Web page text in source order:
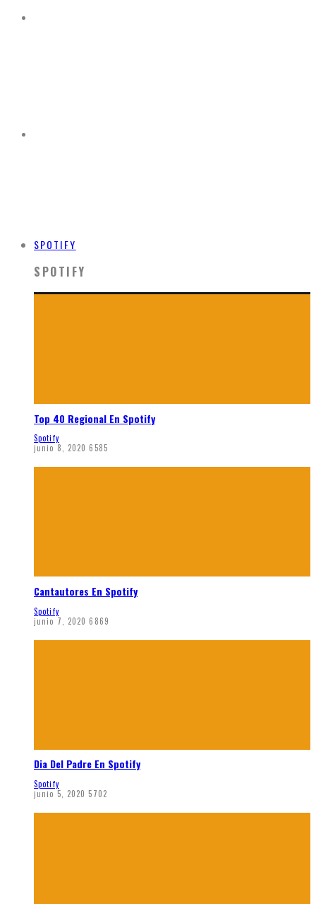
SPOTIFY
SPOTIFY
Top 40 Regional En Spotify
Spotify
junio 8, 2020 6585
Cantautores En Spotify
Spotify
junio 7, 2020 6869
Dia Del Padre En Spotify
Spotify
junio 5, 2020 5702